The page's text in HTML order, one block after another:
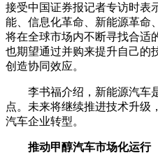
接受中国证券报记者专访时表
能、信息化革命、新能源革命
将在全球市场内不断寻找合适
也期望通过并购来提升自己的
创造协同效应。
李书福介绍，新能源汽车
点。未来将继续推进技术升级
汽车企业转型。
推动甲醇汽车市场化运行